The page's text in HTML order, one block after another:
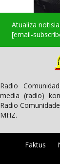
Atualiza
[email-
Radio
media (radio)
Radio
MHZ.
Faktus